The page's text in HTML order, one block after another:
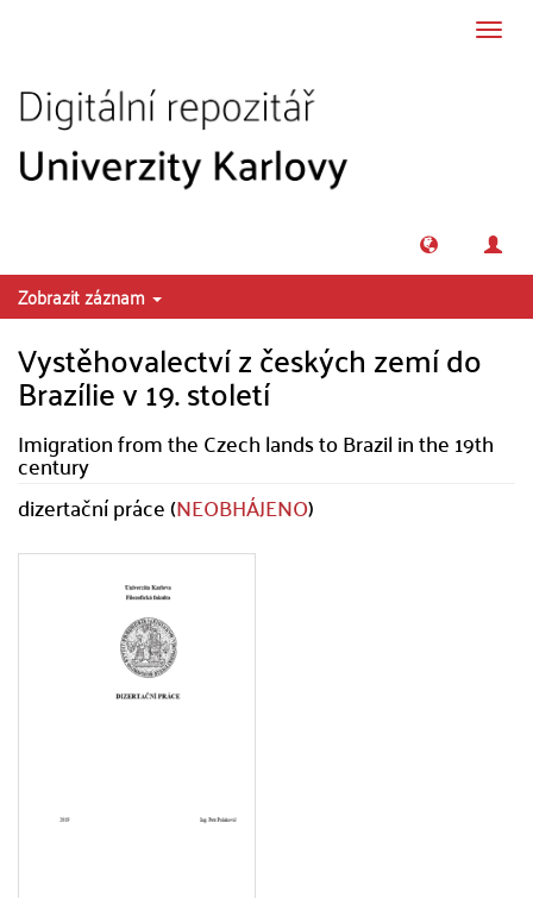
Zobrazit záznam
Vystěhovalectví z českých zemí do
Brazílie v 19. století
Imigration from the Czech lands to Brazil in the 19th
century
dizertační práce (NEOBHÁJENO)